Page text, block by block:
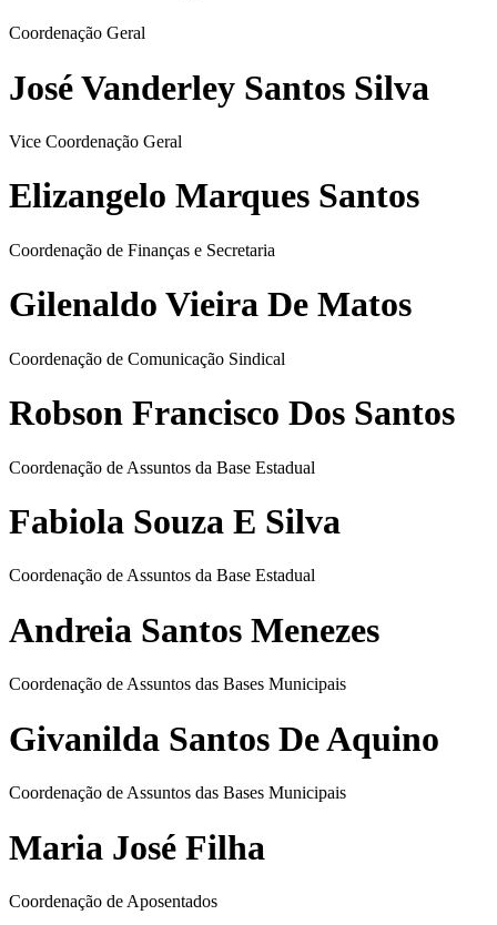
Coordenação Geral
José Vanderley Santos Silva
Vice Coordenação Geral
Elizangelo Marques Santos
Coordenação de Finanças e Secretaria
Gilenaldo Vieira De Matos
Coordenação de Comunicação Sindical
Robson Francisco Dos Santos
Coordenação de Assuntos da Base Estadual
Fabiola Souza E Silva
Coordenação de Assuntos da Base Estadual
Andreia Santos Menezes
Coordenação de Assuntos das Bases Municipais
Givanilda Santos De Aquino
Coordenação de Assuntos das Bases Municipais
Maria José Filha
Coordenação de Aposentados